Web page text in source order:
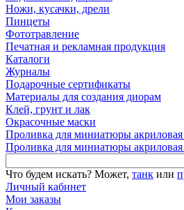
Ножи, кусачки, дрели
Пинцеты
Фототравление
Печатная и рекламная продукция
Каталоги
Журналы
Подарочные сертификаты
Материалы для создания диорам
Клей, грунт и лак
Окрасочные маски
Проливка для миниатюры
Проливка для миниатюры
Что будем искать? Может, танк или
Личный кабинет
Мои заказы